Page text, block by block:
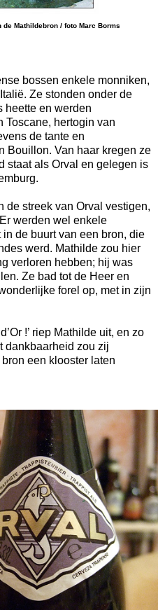
Mathildebron / foto Marc Borms
bossen enkele monniken,
Ze stonden onder de
heette en werden
Toscane, hertogin van
de tante en
Bouillon. Van haar kregen ze
staat als Orval en gelegen is
de streek van Orval vestigen,
werden wel enkele
de buurt van een bron, die
werd. Mathilde zou hier
verloren hebben; hij was
Ze bad tot de Heer en
forel op, met in zijn
!’ riep Mathilde uit, en zo
dankbaarheid zou zij
een klooster laten